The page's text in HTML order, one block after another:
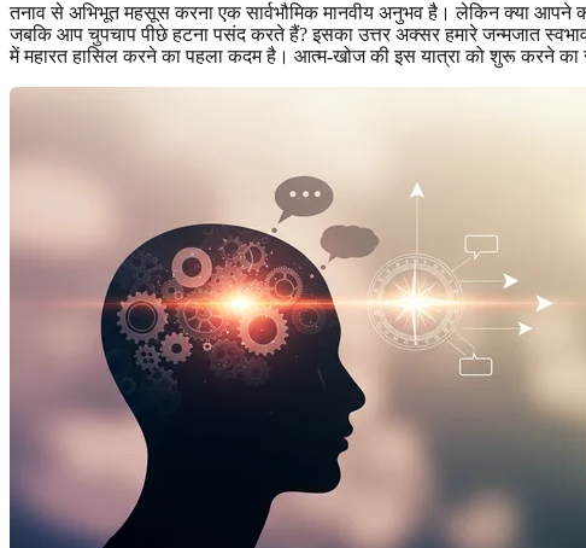
तनाव से अभिभूत महसूस करना एक सार्वभौमिक मानवीय अनुभव है। लेकिन क्या आपने
जबकि आप चुपचाप पीछे हटना पसंद करते हैं? इसका उत्तर अक्सर हमारे जन्मजात
में महारत हासिल करने का पहला कदम है। आत्म-खोज की इस यात्रा को शुरू करने का